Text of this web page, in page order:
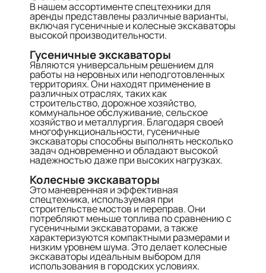
В нашем ассортименте спецтехники для
аренды представлены различные варианты,
включая гусеничные и колесные экскаваторы
высокой производительности.
Гусеничные экскаваторы
Являются универсальным решением для
работы на неровных или неподготовленных
территориях. Они находят применение в
различных отраслях, таких как
строительство, дорожное хозяйство,
коммунальное обслуживание, сельское
хозяйство и металлургия. Благодаря своей
многофункциональности, гусеничные
экскаваторы способны выполнять несколько
задач одновременно и обладают высокой
надежностью даже при высоких нагрузках.
Колесные экскаваторы
Это маневренная и эффективная
спецтехника, используемая при
строительстве мостов и переправ. Они
потребляют меньше топлива по сравнению с
гусеничными экскаваторами, а также
характеризуются компактными размерами и
низким уровнем шума. Это делает колесные
экскаваторы идеальным выбором для
использования в городских условиях.